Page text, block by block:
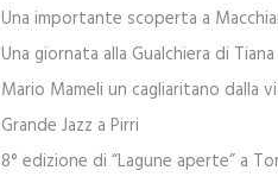
Una importante scoperta a
Una giornata alla Gualchiera di Tiana
Mario Mameli un cagliaritano dalla
Grande Jazz a Pirri
8° edizione di “Lagune aperte” a